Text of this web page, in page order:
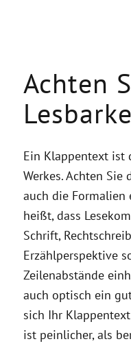
Achten
Ein Klappentext ist
Werkes. Achten Sie
auch die Formalien
heißt, dass
Schrift,
Erzählperspektive
Zeilenabstände
auch optisch ein
sich Ihr
ist peinlicher, als